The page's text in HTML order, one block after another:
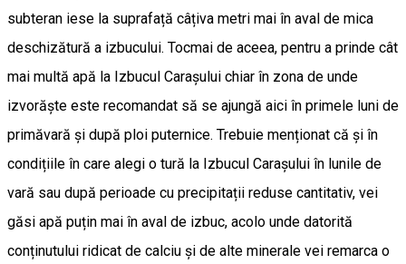
subteran iese la suprafață câțiva metri mai în aval de mica
deschizătură a izbucului. Tocmai de aceea, pentru a prinde cât
mai multă apă la Izbucul Carașului chiar în zona de unde
izvorăște este recomandat să se ajungă aici în primele luni de
primăvară și după ploi puternice. Trebuie menționat că și în
condițiile în care alegi o tură la Izbucul Carașului în lunile de
vară sau după perioade cu precipitații reduse cantitativ, vei
găsi apă puțin mai în aval de izbuc, acolo unde datorită
conținutului ridicat de calciu și de alte minerale vei remarca o